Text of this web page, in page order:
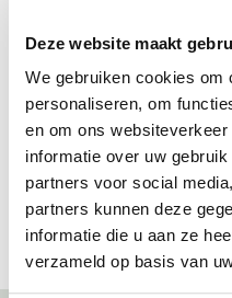
Deze website maakt
We gebruiken cookies om
personaliseren, om
en om ons
informatie over uw
partners voor social
partners kunnen deze
informatie die u aan ze
verzameld op basis van
Wood Bench
Vanaf €
Bekijk